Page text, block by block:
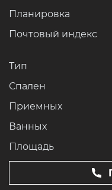
Планировка
Почтовый индекс
Тип
Спален
Приемных
Ванных
Площадь